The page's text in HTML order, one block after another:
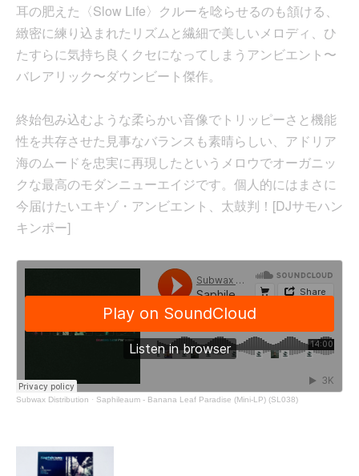
耳の肥えた〈Slow Life〉クルーを唸らせるのも頷ける、
緻密に練り込まれたリズムと繊細で美しいメロディ、ひ
たすらに気持ち良くクセになってしまうアンビエント〜
バレアリック〜ダウンビート傑作。
終始包み込むような柔らかい音像でトリッピーさと機能
性を共存させた見事なバランスも素晴らしい、アドリア
海のムードを忠実に再現したというメロウでオーガニッ
クな最高のモダンニューエイジです。個人的にはまさに
今届けたいエキゾ・アンビエント、太鼓判！[DJサモハン
キンポー]
Subwax Distribution · Saphileaum - Banana Leaf Paradise (Mini-LP) (SL038)